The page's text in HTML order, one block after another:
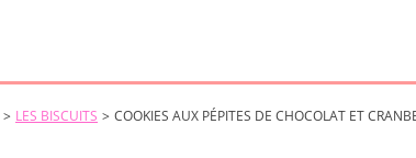
> LES BISCUITS > COOKIES AUX PÉPITES DE CHOCOLAT ET